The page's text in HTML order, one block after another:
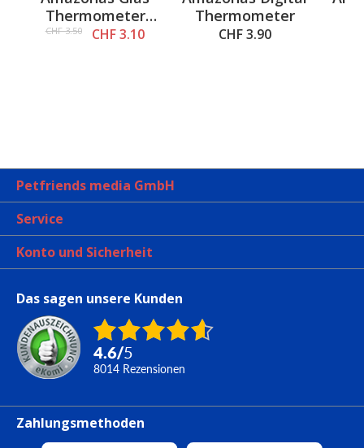
Thermometer
mit Sauger
CHF 3.50 CHF 3.10
Thermometer
CHF 3.90
Petfriends media GmbH
Service
Konto und Sicherheit
Das sagen unsere Kunden
4.6/5
8014 Rezensionen
Zahlungsmethoden